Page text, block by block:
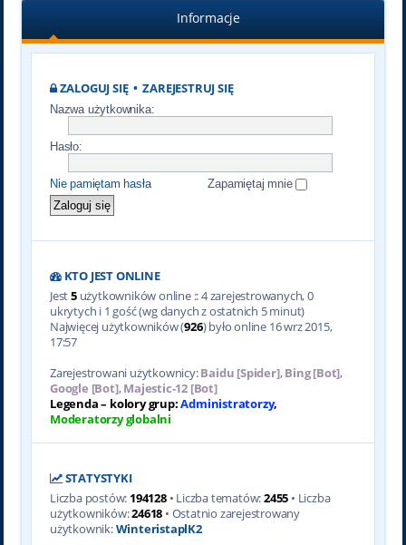
Informacje
ZALOGUJ SIĘ•ZAREJESTRUJ SIĘ
Nazwa użytkownika:
Hasło:
Nie pamiętam hasła Zapamiętaj mnie
KTO JEST ONLINE
Jest5użytkowników online :: 4 zarejestrowanych, 0
ukrytych i 1 gość (wg danych z ostatnich 5 minut)
Najwięcej użytkowników (926) było online 16 wrz 2015,
17:57
Zarejestrowani użytkownicy:Baidu [Spider],Bing [Bot],
Google [Bot],Majestic-12 [Bot]
Legenda – kolory grup:Administratorzy,
Moderatorzy globalni
STATYSTYKI
Liczba postów: 194128• Liczba tematów:2455 • Liczba
użytkowników:24618 • Ostatnio zarejestrowany
użytkownik:WinteristaplK2